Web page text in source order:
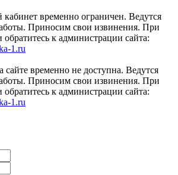
временно ограничен. Ведутся
Приносим свои извинения. При
обратитесь к администрации сайта:
1.ru
сайте временно не доступна. Ведутся
Приносим свои извинения. При
обратитесь к администрации сайта:
1.ru